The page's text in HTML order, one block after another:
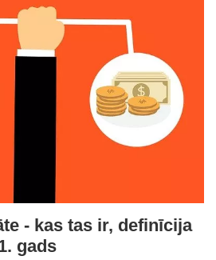
- kas tas ir, definīcija
gads